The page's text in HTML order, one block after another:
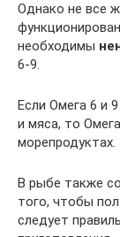
Однако не все
необходимы
6-9.
Если Омега 6 и
и мяса, то
морепродуктах.
В рыбе также
того, чтобы
следует